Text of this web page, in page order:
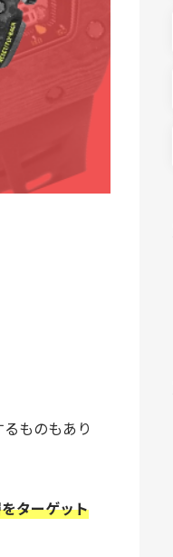
るものもあり
ターゲット